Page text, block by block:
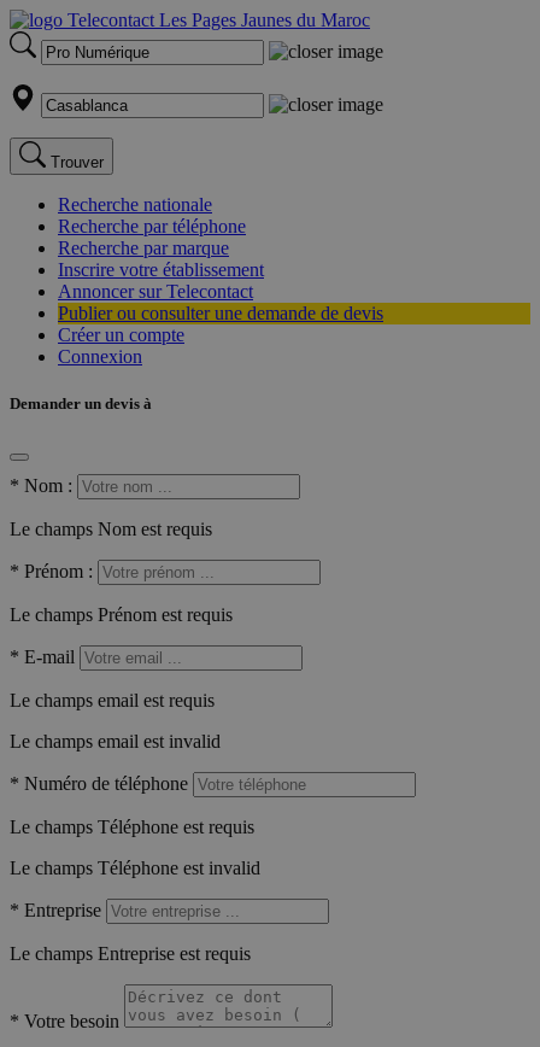
Trouver
Recherche nationale
Recherche par téléphone
Recherche par marque
Inscrire votre établissement
Annoncer sur Telecontact
Publier ou consulter une demande de devis
Créer un compte
Connexion
Demander un devis à
* Nom :
Le champs Nom est requis
* Prénom :
Le champs Prénom est requis
* E-mail
Le champs email est requis
Le champs email est invalid
* Numéro de téléphone
Le champs Téléphone est requis
Le champs Téléphone est invalid
* Entreprise
Le champs Entreprise est requis
* Votre besoin